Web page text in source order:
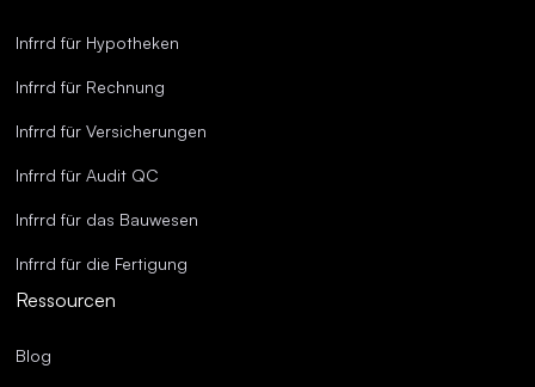
Infrrd für Hypotheken
Infrrd für Rechnung
Infrrd für Versicherungen
Infrrd für Audit QC
Infrrd für das Bauwesen
Infrrd für die Fertigung
Ressourcen
Blog